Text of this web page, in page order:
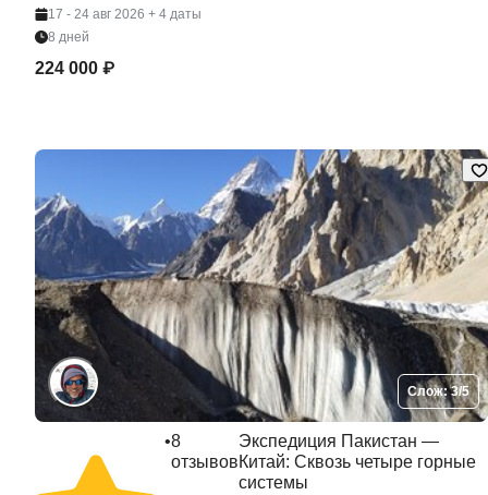
17 - 24 авг 2026 + 4 даты
8 дней
224 000 ₽
Слож: 3/5
•8
отзывов
Экспедиция Пакистан —
Китай: Сквозь четыре горные
системы